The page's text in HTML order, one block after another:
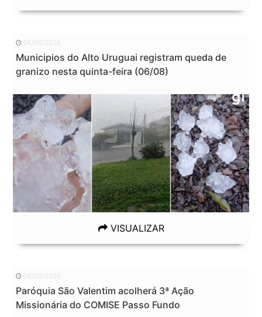
06/08/2026
Municipios do Alto Uruguai registram queda de
granizo nesta quinta-feira (06/08)
VISUALIZAR
06/08/2026
Paróquia São Valentim acolherá 3ª Ação
Missionária do COMISE Passo Fundo